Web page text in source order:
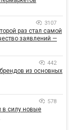
3107
раз стал самой
заявлений —
442
из основных
578
в силу новые